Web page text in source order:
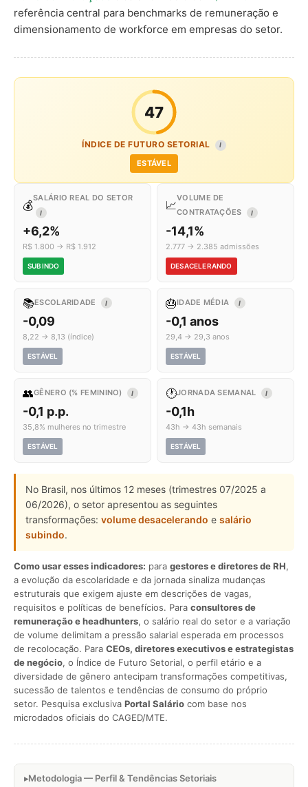
referência central para benchmarks de remuneração e
dimensionamento de workforce em empresas do setor.
47
ÍNDICE DE FUTURO SETORIAL I
ESTÁVEL
💰
SALÁRIO REAL DO SETOR
I
+6,2%
R$ 1.800 → R$ 1.912
SUBINDO
📈
VOLUME DE
CONTRATAÇÕES
I
-14,1%
2.777 → 2.385 admissões
DESACELERANDO
📚ESCOLARIDADE I
-0,09
8,22 → 8,13 (índice)
ESTÁVEL
🎂IDADE MÉDIA I
-0,1 anos
29,4 → 29,3 anos
ESTÁVEL
👥GÊNERO (% FEMININO) I
-0,1 p.p.
35,8% mulheres no trimestre
ESTÁVEL
🕐JORNADA SEMANAL I
-0,1h
43h → 43h semanais
ESTÁVEL
No Brasil, nos últimos 12 meses (trimestres 07/2025 a
06/2026), o setor apresentou as seguintes
transformações: volume desacelerando e salário
subindo.
Como usar esses indicadores: para gestores e diretores de RH,
a evolução da escolaridade e da jornada sinaliza mudanças
estruturais que exigem ajuste em descrições de vagas,
requisitos e políticas de benefícios. Para consultores de
remuneração e headhunters, o salário real do setor e a variação
de volume delimitam a pressão salarial esperada em processos
de recolocação. Para CEOs, diretores executivos e estrategistas
de negócio, o Índice de Futuro Setorial, o perfil etário e a
diversidade de gênero antecipam transformações competitivas,
sucessão de talentos e tendências de consumo do próprio
setor. Pesquisa exclusiva Portal Salário com base nos
microdados oficiais do CAGED/MTE.
Metodologia — Perfil & Tendências Setoriais